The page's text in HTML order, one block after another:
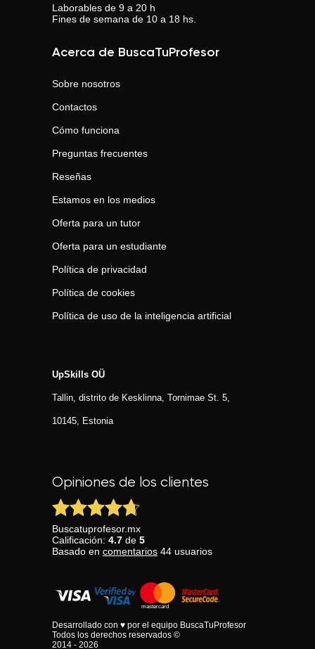
Laborables de 9 a 20 h
Fines de semana de 10 a 18 hs.
Acerca de BuscaTuProfesor
Sobre nosotros
Contactos
Cómo funciona
Preguntas frecuentes
Reseñas
Estamos en los medios
Oferta para un tutor
Oferta para un estudiante
Política de privacidad
Política de cookies
Política de uso de la inteligencia artificial
UpSkills OÜ
Tallin, distrito de Kesklinna, Tornimаe St. 5,
10145, Estonia
Opiniones de los clientes
Buscatuprofesor.mx
Calificación: 4.7 de 5
Basado en comentarios 44 usuarios
Desarrollado con ♥ por el equipo BuscaTuProfesor
Todos los derechos reservados ©
2014 - 2026